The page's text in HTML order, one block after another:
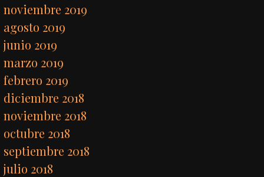
noviembre 2019
agosto 2019
junio 2019
marzo 2019
febrero 2019
diciembre 2018
noviembre 2018
octubre 2018
septiembre 2018
julio 2018